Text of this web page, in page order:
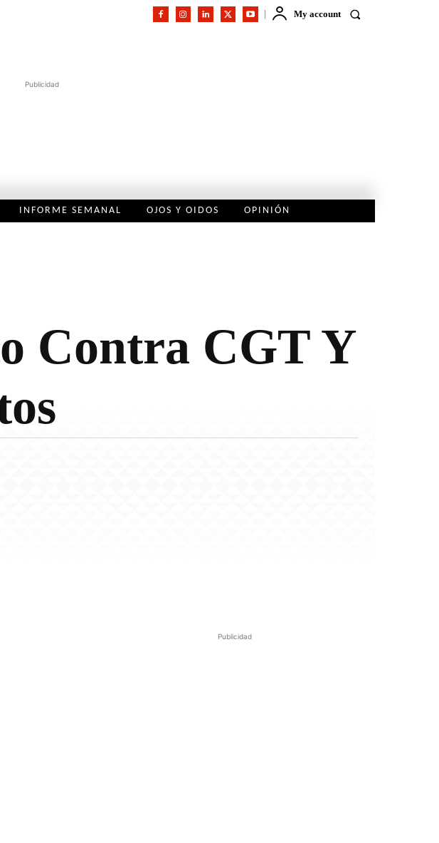
My account
Publicidad
INFORME SEMANAL OJOS Y OIDOS OPINIÓN
Contra CGT Y
Publicidad